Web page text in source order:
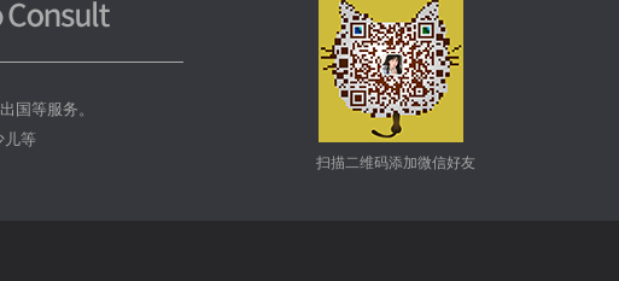
国等服务。
等
扫描二维码添加微信好友